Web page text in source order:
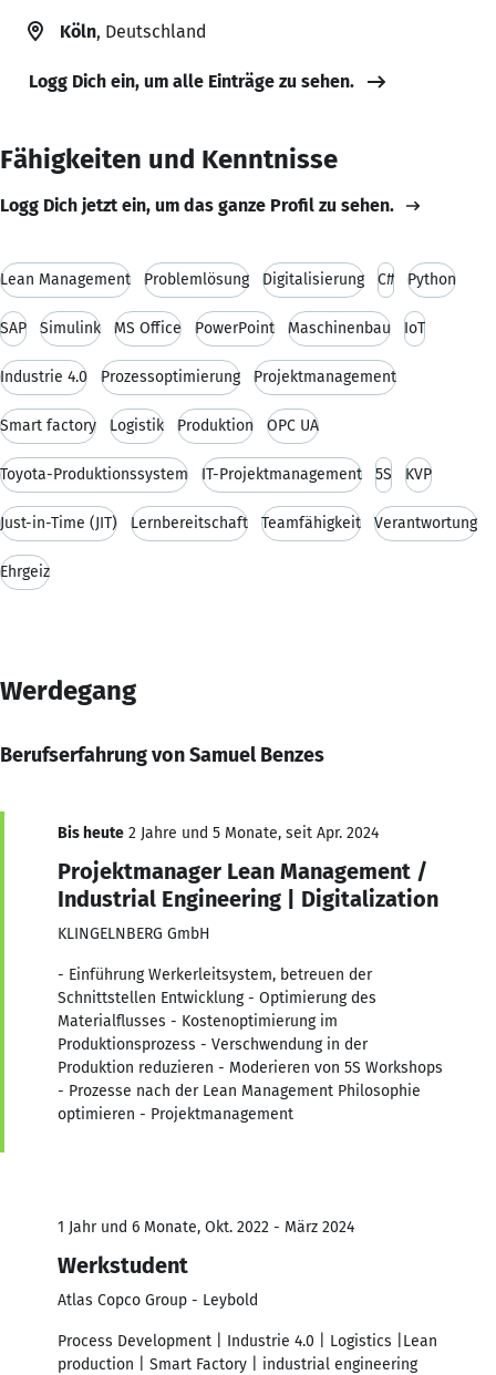
Köln, Deutschland
Logg Dich ein, um alle Einträge zu sehen.
Fähigkeiten und Kenntnisse
Logg Dich jetzt ein, um das ganze Profil zu sehen.
Lean Management Problemlösung Digitalisierung C# Python
SAP Simulink MS Office PowerPoint Maschinenbau IoT
Industrie 4.0 Prozessoptimierung Projektmanagement
Smart factory Logistik Produktion OPC UA
Toyota-Produktionssystem IT-Projektmanagement 5S KVP
Just-in-Time (JIT) Lernbereitschaft Teamfähigkeit Verantwortung
Ehrgeiz
Werdegang
Berufserfahrung von Samuel Benzes
Bis heute 2 Jahre und 5 Monate, seit Apr. 2024
Projektmanager Lean Management /
Industrial Engineering | Digitalization
KLINGELNBERG GmbH
- Einführung Werkerleitsystem, betreuen der
Schnittstellen Entwicklung - Optimierung des
Materialflusses - Kostenoptimierung im
Produktionsprozess - Verschwendung in der
Produktion reduzieren - Moderieren von 5S Workshops
- Prozesse nach der Lean Management Philosophie
optimieren - Projektmanagement
1 Jahr und 6 Monate, Okt. 2022 - März 2024
Werkstudent
Atlas Copco Group - Leybold
Process Development | Industrie 4.0 | Logistics |Lean
production | Smart Factory | industrial engineering